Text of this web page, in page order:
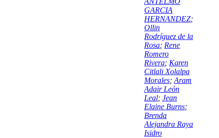
GARCIA
HERNANDEZ;
Ollin
Rodríguez de la
Rosa; Rene
Romero
Rivera; Karen
Citlali Xolalpa
Morales;Aram
Adair León
Leal; Jean
Elaine Burns;
Brenda
Alejandra Raya
Isidro